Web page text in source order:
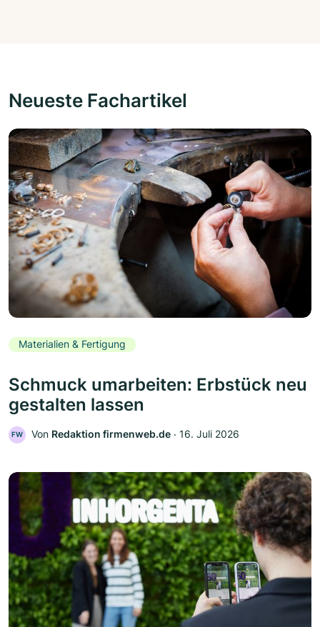
Neueste Fachartikel
Materialien & Fertigung
Schmuck umarbeiten: Erbstück neu
gestalten lassen
FW Von Redaktion firmenweb.de ‧ 16. Juli 2026